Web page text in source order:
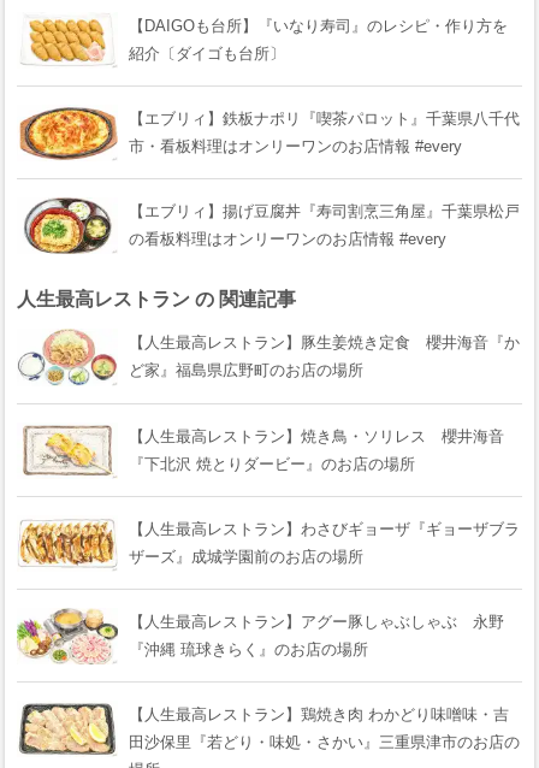
【DAIGOも台所】『いなり寿司』のレシピ・作り方を
紹介〔ダイゴも台所〕
【エブリィ】鉄板ナポリ『喫茶パロット』千葉県八千代
市・看板料理はオンリーワンのお店情報 #every
【エブリィ】揚げ豆腐丼『寿司割烹三角屋』千葉県松戸
の看板料理はオンリーワンのお店情報 #every
人生最高レストラン の 関連記事
【人生最高レストラン】豚生姜焼き定食 櫻井海音『か
ど家』福島県広野町のお店の場所
【人生最高レストラン】焼き鳥・ソリレス 櫻井海音
『下北沢 焼とりダービー』のお店の場所
【人生最高レストラン】わさびギョーザ『ギョーザブラ
ザーズ』成城学園前のお店の場所
【人生最高レストラン】アグー豚しゃぶしゃぶ 永野
『沖縄 琉球きらく』のお店の場所
【人生最高レストラン】鶏焼き肉 わかどり味噌味・吉
田沙保里『若どり・味処・さかい』三重県津市のお店の